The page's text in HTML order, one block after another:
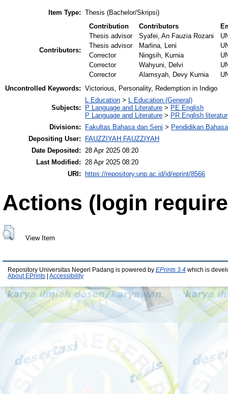
Item Type: Thesis (Bachelor/Skripsi)
Contributors:
Contribution Contributors
Thesis advisor
Syafei, An Fauzia Rozani
Thesis advisor
Marlina, Leni
Corrector
Ningsih, Kurnia
Corrector
Wahyuni, Delvi
Corrector
Alamsyah, Devy Kurnia
Uncontrolled Keywords: Victorious, Personality, Redemption in Indigo
Subjects:
L Education > L Education (General)
P Language and Literature > PE English
P Language and Literature > PR English
Divisions:
Fakultas Bahasa dan Seni > Pendidikan
Depositing User:
FAUZZIYAH FAUZZIYAH
Date Deposited: 28 Apr 2025 08:20
Last Modified: 28 Apr 2025 08:20
URI:
https://repository.unp.ac.id/id/eprint/8566
Actions (login
View Item
Repository Universitas Negeri Padang is powered by EPrints 3.4 which is
About EPrints
Accessibility